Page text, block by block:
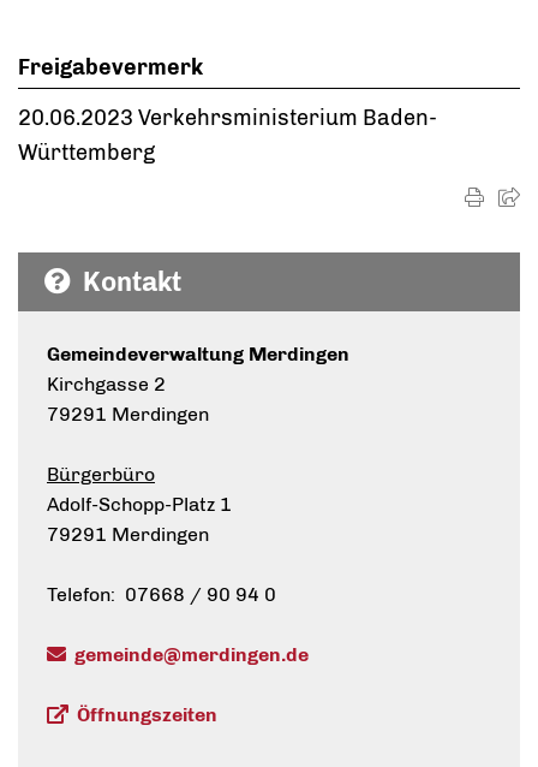
Freigabevermerk
20.06.2023 Verkehrsministerium Baden-
Württemberg
Kontakt
Gemeindeverwaltung Merdingen
Kirchgasse 2
79291 Merdingen
Bürgerbüro
Adolf-Schopp-Platz 1
79291 Merdingen
Telefon: 07668 / 90 94 0
gemeinde@merdingen.de
Öffnungszeiten